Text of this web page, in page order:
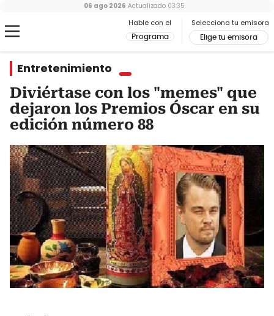
Hable con el
Programa
Selecciona tu emisora
Elige tu emisora
06 ago 2026 Actualizado 03:35
Entretenimiento
Diviértase con los "memes" que
dejaron los Premios Óscar en su
edición número 88